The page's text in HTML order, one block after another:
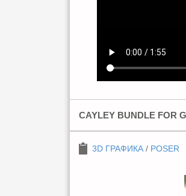
CAYLEY BUNDLE FOR
3D ГРАФИКА / POSER